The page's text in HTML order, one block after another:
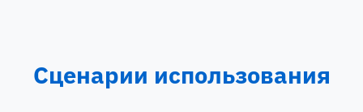
Сценарии использования